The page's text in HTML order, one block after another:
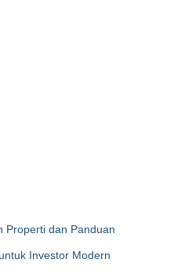
Properti dan Panduan
Investor Modern